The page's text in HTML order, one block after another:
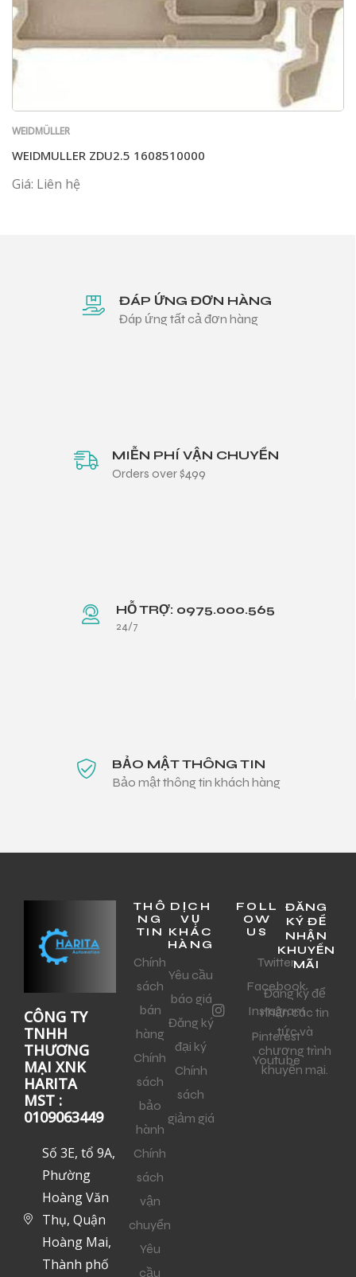
WEIDMÜLLER
WEIDMULLER ZDU2.5 1608510000
Giá: Liên hệ
ĐÁP ỨNG ĐƠN HÀNG
Đáp ứng tất cả đơn hàng
MIỄN PHÍ VẬN CHUYỂN
Orders over $499
HỖ TRỢ: 0975.000.565
24/7
BẢO MẬT THÔNG TIN
Bảo mật thông tin khách hàng
CÔNG TY
TNHH
THƯƠNG
MẠI XNK
HARITA
MST :
0109063449
Số 3E, tổ 9A,
Phường
Hoàng Văn
Thụ, Quận
Hoàng Mai,
Thành phố
THÔ
NG
TIN
Chính
sách
bán
hàng
Chính
sách
bảo
hành
Chính
sách
vận
chuyển
Yêu
cầu
DỊCH
VỤ
KHÁC
HÀNG
Yêu cầu
báo giá
Đăng ký
đại ký
Chính
sách
giảm giá
FOLL
OW
US
Twitter
Facebook
Instagram
Pinterest
Youtube
ĐĂNG
KÝ ĐỂ
NHẬN
KHUYẾN
MÃI
Đăng ký để
nhận các tin
tức và
chương trình
khuyến mại.